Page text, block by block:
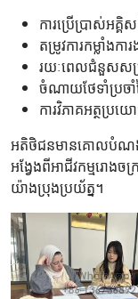
ការប្រើប្រាស់អគ្គិ
តម្រូវការកម្លាំងការ
រយៈពេលជំនួសសម្រ
ចំណាយថែទាំប្រចាំថ្
ការវិភាគអត្ថប្រ
អតិថិជនមានគោលបំណ
អង្វែងពីអាជីវកម្មរោ
យ៉ាងប្រុងប្រយ័ត្ន។